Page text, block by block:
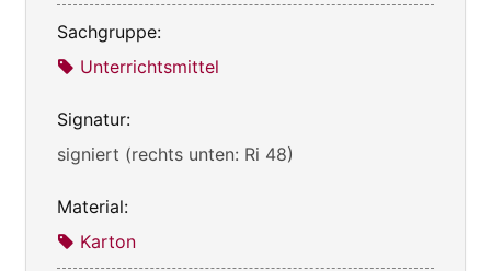
Sachgruppe:
Unterrichtsmittel
Signatur:
signiert (rechts unten: Ri 48)
Material:
Karton